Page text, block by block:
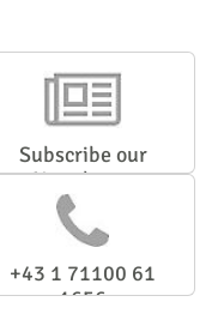
Subscribe our
Newsletter
+43 1 71100 61
1656